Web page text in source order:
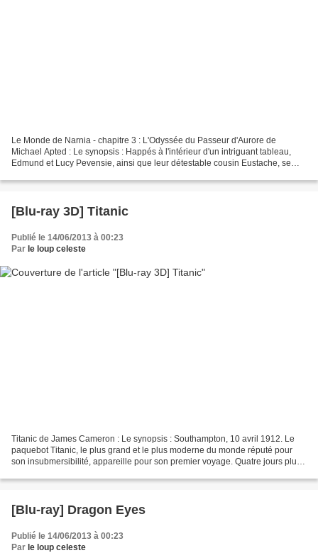
Le Monde de Narnia - chapitre 3 : L'Odyssée du Passeur d'Aurore de
Michael Apted : Le synopsis : Happés à l'intérieur d'un intriguant tableau,
Edmund et Lucy Pevensie, ainsi que leur détestable cousin Eustache, se
[Blu-ray 3D] Titanic
Publié le 14/06/2013 à 00:23
Par le loup celeste
Titanic de James Cameron : Le synopsis : Southampton, 10 avril 1912. Le
paquebot Titanic, le plus grand et le plus moderne du monde réputé pour
son insubmersibilité, appareille pour son premier voyage. Quatre jours plus
[Blu-ray] Dragon Eyes
Publié le 14/06/2013 à 00:23
Par le loup celeste